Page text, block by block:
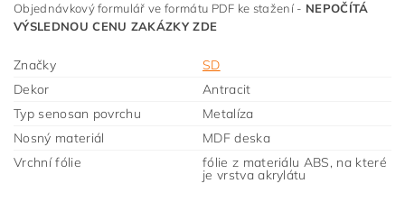
Objednávkový formulář ve formátu PDF ke stažení - NEPOČÍTÁ
VÝSLEDNOU CENU ZAKÁZKY ZDE
Značky
SD
Dekor
Antracit
Typ senosan povrchu
Metalíza
Nosný materiál
MDF deska
Vrchní fólie
fólie z materiálu ABS, na které
je vrstva akrylátu